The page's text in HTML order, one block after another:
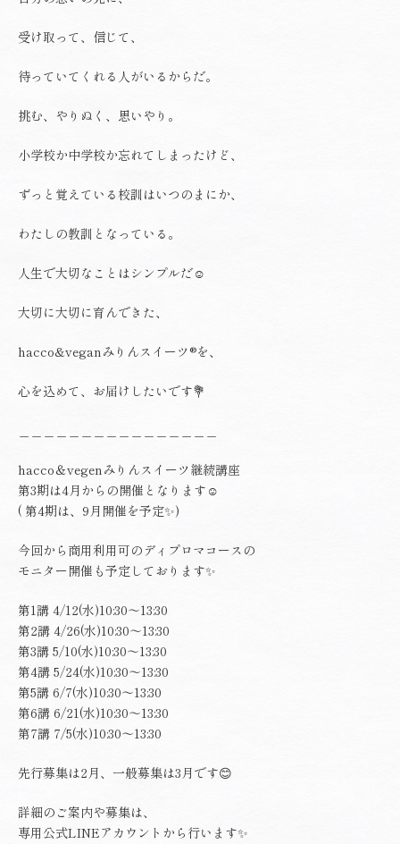
受け取って、信じて、
待っていてくれる人がいるからだ。
挑む、やりぬく、思いやり。
小学校か中学校か忘れてしまったけど、
ずっと覚えている校訓はいつのまにか、
わたしの教訓となっている。
人生で大切なことはシンプルだ☺️
大切に大切に育んできた、
hacco&veganみりんスイーツ®︎を、
心を込めて、お届けしたいです💐
hacco＆vegenみりんスイーツ継続講座
第3期は4月からの開催となります☺️
( 第4期は、9月開催を予定✨)
今回から商用利用可のディプロマコースの
モニター開催も予定しております✨
第1講 4/12(水)10:30〜13:30
第2講 4/26(水)10:30〜13:30
第3講 5/10(水)10:30〜13:30
第4講 5/24(水)10:30〜13:30
第5講 6/7(水)10:30〜13:30
第6講 6/21(水)10:30〜13:30
第7講 7/5(水)10:30〜13:30
先行募集は2月、一般募集は3月です😊
詳細のご案内や募集は、
専用公式LINEアカウントから行います✨